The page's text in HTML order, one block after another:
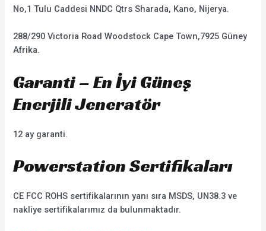
No,1 Tulu Caddesi NNDC Qtrs Sharada, Kano, Nijerya.
288/290 Victoria Road Woodstock Cape Town,7925 Güney
Afrika.
Garanti – En İyi Güneş
Enerjili Jeneratör
12 ay garanti.
Powerstation Sertifikaları
CE FCC ROHS sertifikalarının yanı sıra MSDS, UN38.3 ve
nakliye sertifikalarımız da bulunmaktadır.